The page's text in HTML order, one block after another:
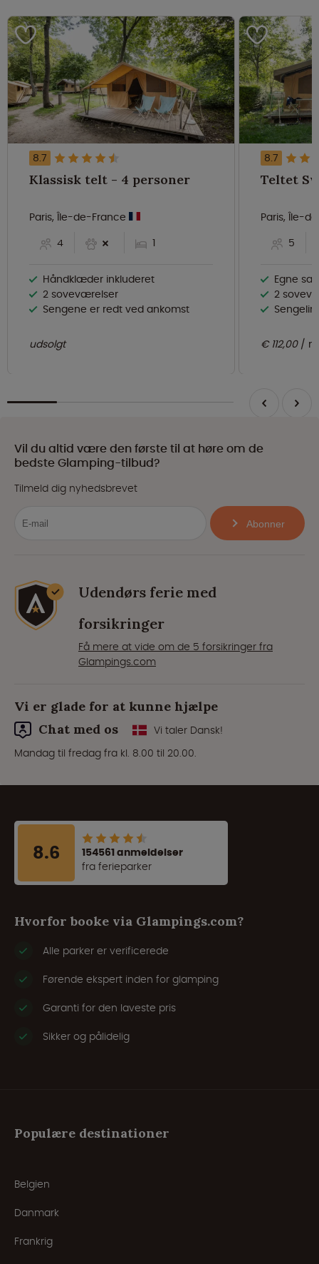
8.7
Klassisk telt - 4 personer
Paris, Île-de-France
4
1
Håndklæder inkluderet
2 soveværelser
Sengene er redt ved ankomst
udsolgt
8.7
Paris, Île-
5
Egne
2
€ 112,00
Vil du altid være den første til at høre om de
bedste Glamping-tilbud?
Tilmeld dig nyhedsbrevet
Abonner
Udendørs ferie med
forsikringer
Få mere at vide om de 5 forsikringer fra
Glampings.com
Vi er glade for at kunne hjælpe
Chat med os
Vi taler Dansk!
Mandag til fredag fra kl. 8.00 til 20.00.
8.6
154561 anmeldelser
fra ferieparker
Hvorfor booke via Glampings.com?
Alle parker er verificerede
Førende ekspert inden for glamping
Garanti for den laveste pris
Sikker og pålidelig
Populære destinationer
Belgien
Danmark
Frankrig